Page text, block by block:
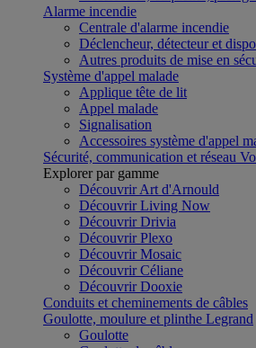
Alarme incendie
Centrale d'alarme incendie
Déclencheur, détecteur et
Autres produits de mise en
Système d'appel malade
Applique tête de lit
Appel malade
Signalisation
Accessoires système d'appel
Sécurité, communication et réseau
Explorer par gamme
Découvrir Art d'Arnould
Découvrir Living Now
Découvrir Drivia
Découvrir Plexo
Découvrir Mosaic
Découvrir Céliane
Découvrir Dooxie
Conduits et cheminements de câbles
Goulotte, moulure et plinthe Legrand
Goulotte